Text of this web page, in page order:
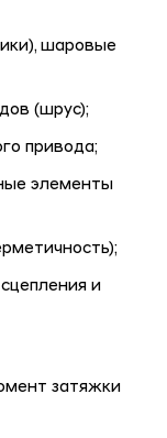
шаровые
(шрус);
привода;
элементы
и
затяжки